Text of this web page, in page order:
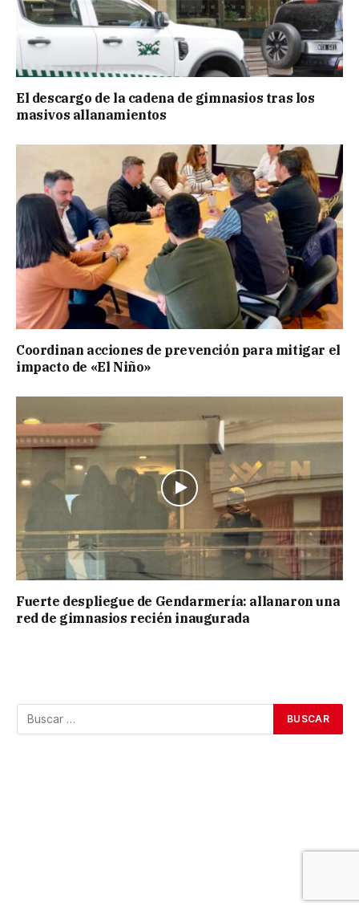
El descargo de la cadena de gimnasios tras los
masivos allanamientos
Coordinan acciones de prevención para mitigar el
impacto de «El Niño»
Fuerte despliegue de Gendarmería: allanaron una
red de gimnasios recién inaugurada